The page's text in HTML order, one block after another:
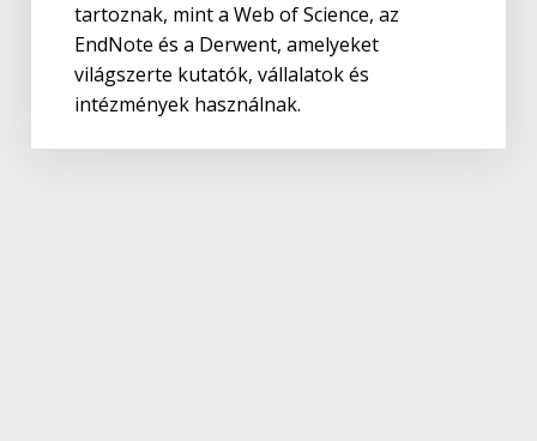
tartoznak, mint a Web of Science, az
EndNote és a Derwent, amelyeket
világszerte kutatók, vállalatok és
intézmények használnak.